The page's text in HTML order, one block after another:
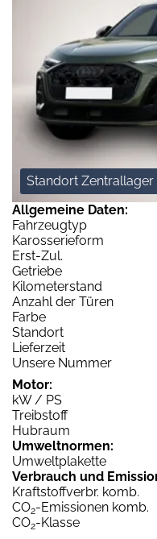
Standort Zentrallager
Allgemeine Daten:
Fahrzeugtyp
Karosserieform
Erst-Zul.
Getriebe
Kilometerstand
Anzahl der Türen
Farbe
Standort
Lieferzeit
Unsere Nummer
Motor:
kW / PS
Treibstoff
Hubraum
Umweltnormen:
Umweltplakette
Verbrauch und
Kraftstoffverbr. komb.
CO2-Emissionen komb.
CO2-Klasse